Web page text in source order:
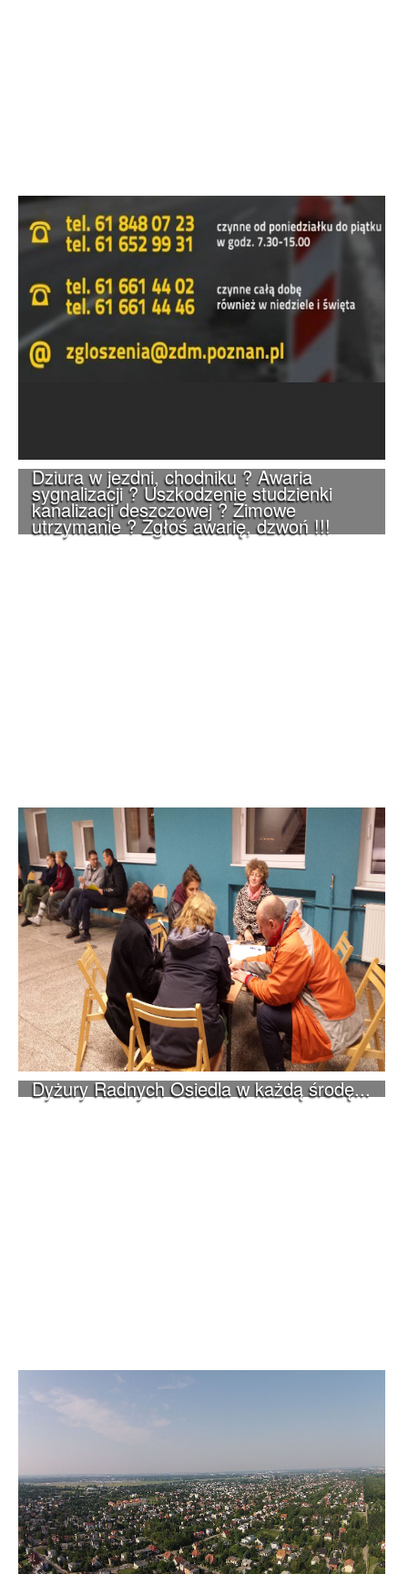
Dziura w jezdni, chodniku ? Awaria
sygnalizacji ? Uszkodzenie studzienki
kanalizacji deszczowej ? Zimowe
utrzymanie ? Zgłoś awarię, dzwoń !!!
Dyżury Radnych Osiedla w każdą środę...